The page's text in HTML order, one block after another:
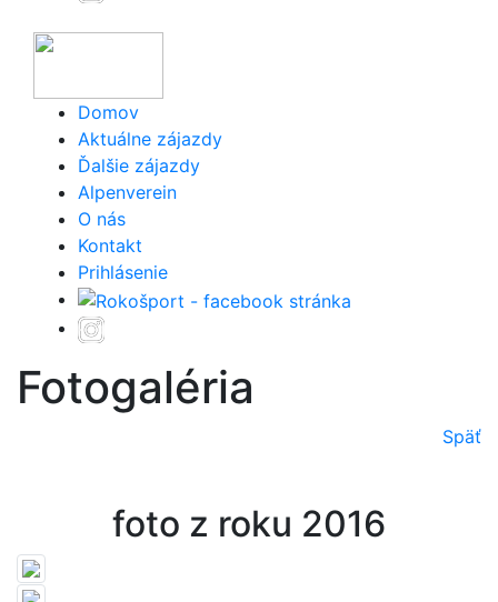
Domov
Aktuálne zájazdy
Ďalšie zájazdy
Alpenverein
O nás
Kontakt
Prihlásenie
Fotogaléria
Späť
foto z roku 2016